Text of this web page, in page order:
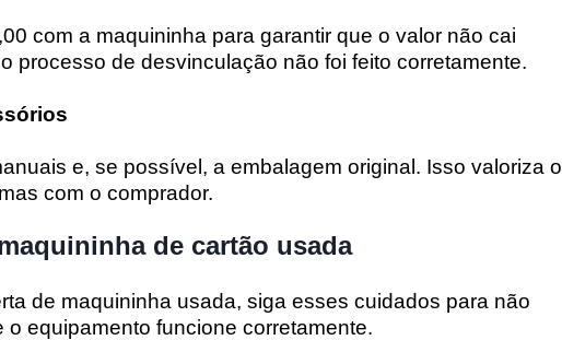
com a maquininha para garantir que o valor não cai
processo de desvinculação não foi feito corretamente.
e, se possível, a embalagem original. Isso valoriza o
com o comprador.
de cartão usada
de maquininha usada, siga esses cuidados para não
o equipamento funcione corretamente.